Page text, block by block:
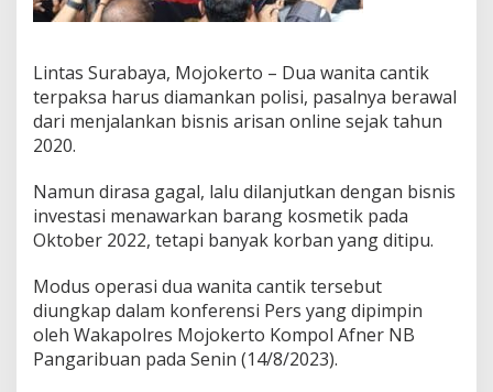
O
n
D
i
a
g
k
a
P
Lintas Surabaya, Mojokerto – Dua wanita cantik
terpaksa harus diamankan polisi, pasalnya berawal
dari menjalankan bisnis arisan online sejak tahun
2020.
Namun dirasa gagal, lalu dilanjutkan dengan bisnis
investasi menawarkan barang kosmetik pada
Oktober 2022, tetapi banyak korban yang ditipu.
Modus operasi dua wanita cantik tersebut
diungkap dalam konferensi Pers yang dipimpin
oleh Wakapolres Mojokerto Kompol Afner NB
Pangaribuan pada Senin (14/8/2023).